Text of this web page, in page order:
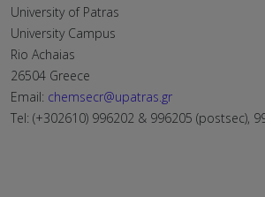
University of Patras
University Campus
Rio Achaias
26504 Greece
Email: chemsecr@upatras.gr
Tel: (+302610) 996202 & 996205 (postsec),